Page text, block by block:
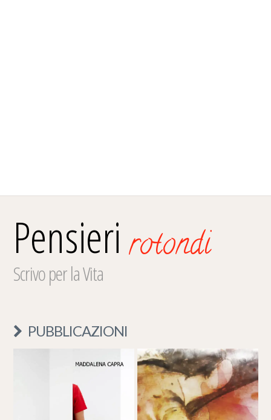
Pensierirotondi
Scrivo per la Vita
PUBBLICAZIONI